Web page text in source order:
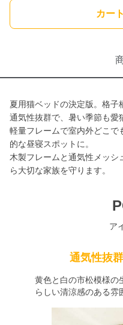
カー
夏用猫ベッドの決定版。格子
通気性抜群で、暑い季節も愛
軽量フレームで室内外どこで
的な昼寝スポットに。
木製フレームと通気性メッ
ら大切な家族を守ります。
ア
通気性抜
黄色と白の市松模様の
らしい清涼感のある雰